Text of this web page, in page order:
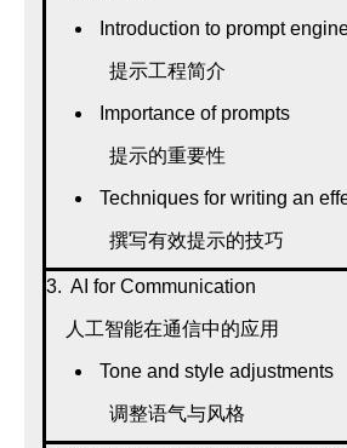
Introduction to prompt
提示工程简介
Importance of prompts
提示的重要性
Techniques for writing an
撰写有效提示的技巧
3. AI for Communication
人工智能在通信中的应用
Tone and style adjustments
调整语气与风格